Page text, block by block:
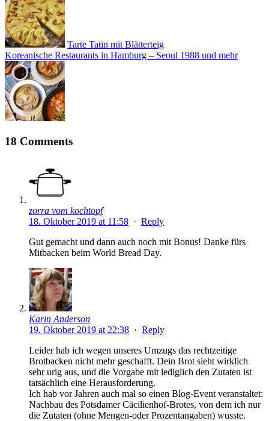
Tarte Tatin mit Blätterteig
Koreanische Restaurants in Hamburg – Seoul 1988 und mehr
18 Comments
zorra vom kochtopf
18. Oktober 2019 at 11:58 · Reply
Gut gemacht und dann auch noch mit Bonus! Danke fürs
Mitbacken beim World Bread Day.
Karin Anderson
19. Oktober 2019 at 22:38 · Reply
Leider hab ich wegen unseres Umzugs das rechtzeitige
Brotbacken nicht mehr geschafft. Dein Brot sieht wirklich
sehr urig aus, und die Vorgabe mit lediglich den Zutaten ist
tatsächlich eine Herausforderung.
Ich hab vor Jahren auch mal so einen Blog-Event veranstaltet:
Nachbau des Potsdamer Cäcilienhof-Brotes, von dem ich nur
die Zutaten (ohne Mengen-oder Prozentangaben) wusste.